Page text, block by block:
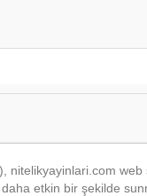
nitelikyayinlari.com web
etkin bir şekilde